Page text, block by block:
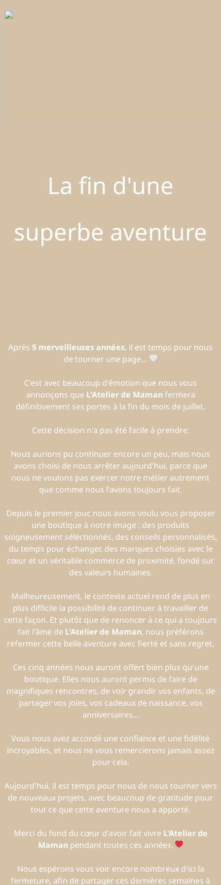
La fin d'une
superbe aventure
Après 5 merveilleuses années, il est temps pour nous
de tourner une page…
C'est avec beaucoup d'émotion que nous vous
annonçons que L'Atelier de Maman fermera
définitivement ses portes à la fin du mois de juillet.
Cette décision n'a pas été facile à prendre.
Nous aurions pu continuer encore un peu, mais nous
avons choisi de nous arrêter aujourd'hui, parce que
nous ne voulons pas exercer notre métier autrement
que comme nous l'avons toujours fait.
Depuis le premier jour, nous avons voulu vous proposer
une boutique à notre image : des produits
soigneusement sélectionnés, des conseils personnalisés,
du temps pour échanger, des marques choisies avec le
cœur et un véritable commerce de proximité, fondé sur
des valeurs humaines.
Malheureusement, le contexte actuel rend de plus en
plus difficile la possibilité de continuer à travailler de
cette façon. Et plutôt que de renoncer à ce qui a toujours
fait l'âme de L'Atelier de Maman, nous préférons
refermer cette belle aventure avec fierté et sans regret.
Ces cinq années nous auront offert bien plus qu'une
boutique. Elles nous auront permis de faire de
magnifiques rencontres, de voir grandir vos enfants, de
partager vos joies, vos cadeaux de naissance, vos
anniversaires…
Vous nous avez accordé une confiance et une fidélité
incroyables, et nous ne vous remercierons jamais assez
pour cela.
Aujourd'hui, il est temps pour nous de nous tourner vers
de nouveaux projets, avec beaucoup de gratitude pour
tout ce que cette aventure nous a apporté.
Merci du fond du cœur d'avoir fait vivre L'Atelier de
Maman pendant toutes ces années.
Nous espérons vous voir encore nombreux d'ici la
fermeture, afin de partager ces dernières semaines à